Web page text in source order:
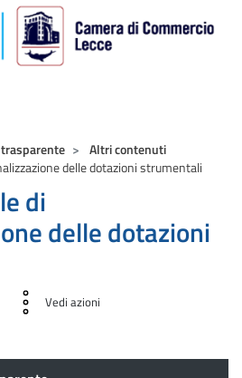
Salta al contenuto principale
Altri contenuti
delle dotazioni strumentali
di
delle dotazioni
Vedi azioni